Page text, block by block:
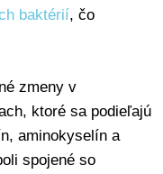
baktérií, čo
zmeny v
ktoré sa podieľajú
aminokyselín a
spojené so